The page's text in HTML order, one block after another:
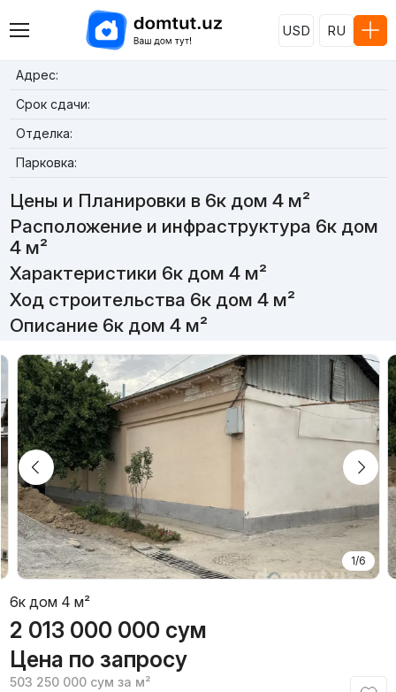
USD RU
Адрес:
Срок сдачи:
Отделка:
Парковка:
Цены и Планировки в 6к дом 4 м²
Расположение и инфраструктура 6к дом
4 м²
Характеристики 6к дом 4 м²
Ход строительства 6к дом 4 м²
Описание 6к дом 4 м²
1/6
6к дом 4 м²
2 013 000 000 сум
Цена по запросу
503 250 000 сум за м²